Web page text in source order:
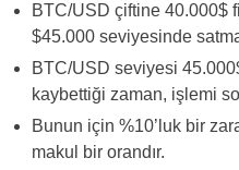
BTC/USD çiftine 40.000$
$45.000 seviyesinde
BTC/USD seviyesi
kaybettiği zaman, işlemi
Bunun için %10’luk bir
makul bir orandır.